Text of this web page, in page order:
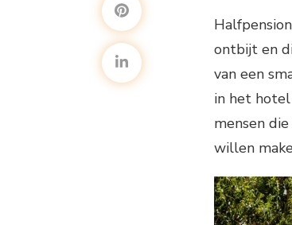
ontbijt en
van een
in het
mensen
willen